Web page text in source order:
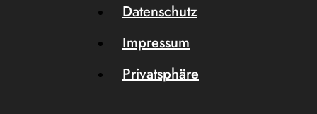
Datenschutz
Impressum
Privatsphäre